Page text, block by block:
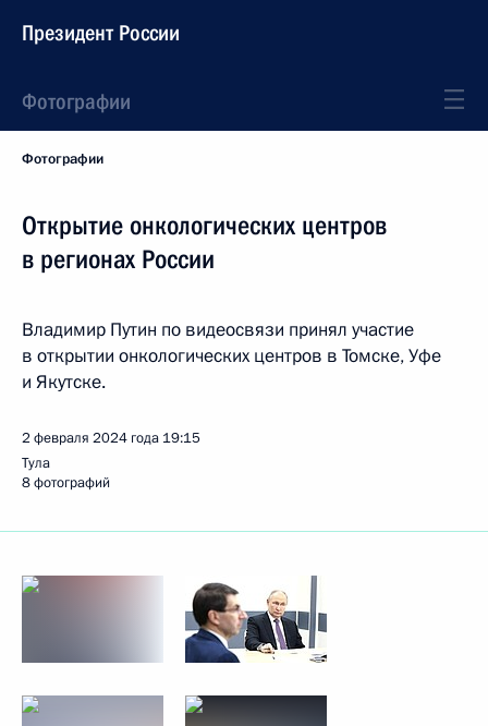
Президент России
Фотографии
Фотографии
Открытие онкологических центров
в регионах России
Владимир Путин по видеосвязи принял участие
в открытии онкологических центров в Томске, Уфе
и Якутске.
2 февраля 2024 года 19:15
Тула
8 фотографий